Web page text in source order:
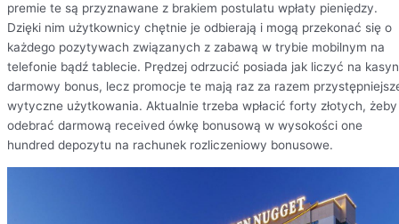
premie te są przyznawane z brakiem postulatu wpłaty pieniędzy.
Dzięki nim użytkownicy chętnie je odbierają i mogą przekonać się o
każdego pozytywach związanych z zabawą w trybie mobilnym na
telefonie bądź tablecie. Prędzej odrzucić posiada jak liczyć na
darmowy bonus, lecz promocje te mają raz za razem
wytyczne użytkowania. Aktualnie trzeba wpłacić forty złotych, żeby
odebrać darmową received ówkę bonusową w wysokości one
hundred depozytu na rachunek rozliczeniowy bonusowe.